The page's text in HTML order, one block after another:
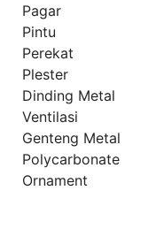
Pagar
Pintu
Perekat
Plester
Dinding Metal
Ventilasi
Genteng Metal
Polycarbonate
Ornament